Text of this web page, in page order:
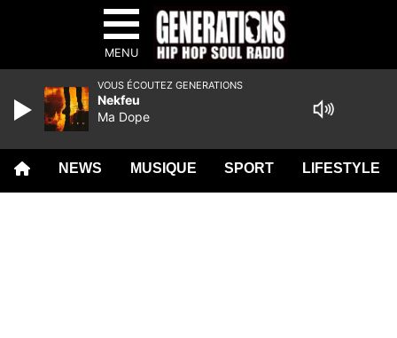
MENU
NEWS MUSIQUE SPORT LIFESTYLE
VOUS ÉCOUTEZ GENERATIONS
Nekfeu
Ma Dope